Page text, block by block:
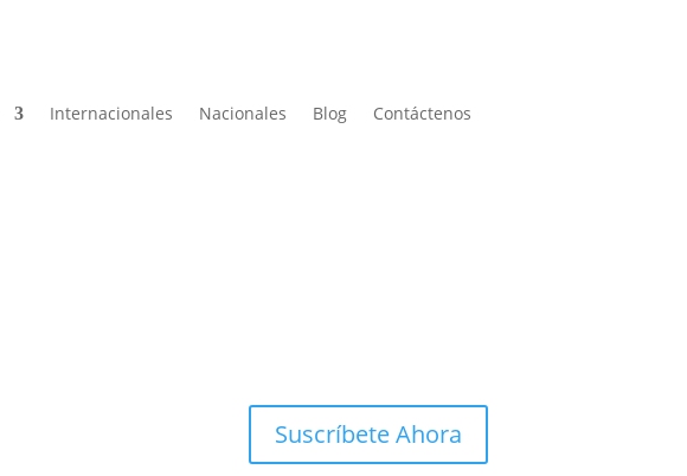
Internacionales Nacionales Blog Contáctenos
Suscríbete Ahora